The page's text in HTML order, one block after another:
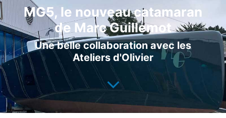
MG5, le nouveau catamaran
de Marc Guillemot
Une belle collaboration avec les
Ateliers d'Olivier